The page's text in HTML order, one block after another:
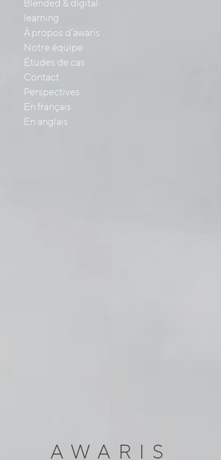
Blended & digital
learning
À propos d’awaris
Notre équipe
Études de cas
Contact
Perspectives
En français
En anglais
AWARIS